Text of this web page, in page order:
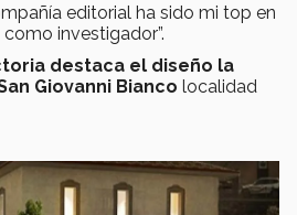
editorial ha sido mi top en
investigador”.
destaca el diseño la
Giovanni Bianco localidad